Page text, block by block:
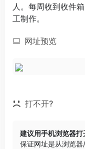
人。每周收到收件
工制作。
网址预览
打不开?
建议用手机浏览器打
保证网址是从浏览